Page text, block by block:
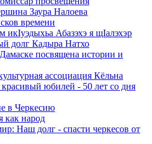
Заура Налоева
времени
икIуэдыхьа Абазэхэ я щIалэхэр
долг Кадыра Натхо
посвящена истории и
ассоциация Кёльна
юбилей - 50 лет со дня
в Черкесию
как народ
Наш долг - спасти черкесов от